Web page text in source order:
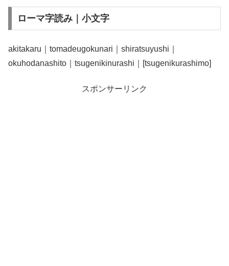
ローマ字読み｜小文字
akitakaru｜tomadeugokunari｜shiratsuyushi｜
okuhodanashito｜tsugenikinurashi｜[tsugenikurashimo]
スポンサーリンク